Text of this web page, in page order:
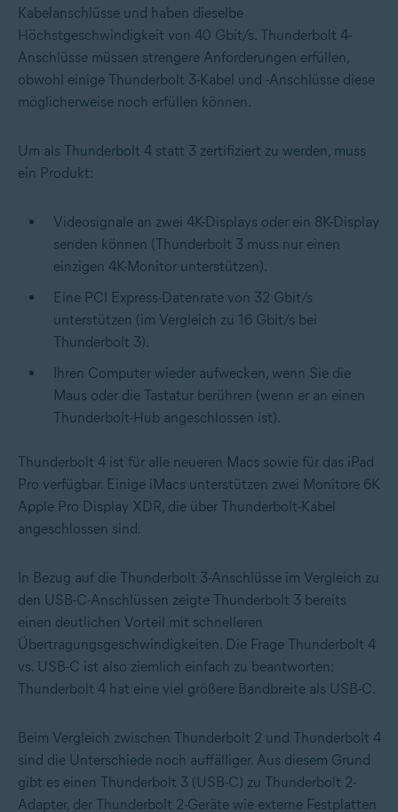
Kabelanschlüsse und haben dieselbe
Höchstgeschwindigkeit von 40 Gbit/s. Thunderbolt 4-
Anschlüsse müssen strengere Anforderungen erfüllen,
obwohl einige Thunderbolt 3-Kabel und -Anschlüsse diese
möglicherweise noch erfüllen können.
Um als Thunderbolt 4 statt 3 zertifiziert zu werden, muss
ein Produkt:
Videosignale an zwei 4K-Displays oder ein 8K-Display
senden können (Thunderbolt 3 muss nur einen
einzigen 4K-Monitor unterstützen).
Eine PCI Express-Datenrate von 32 Gbit/s
unterstützen (im Vergleich zu 16 Gbit/s bei
Thunderbolt 3).
Ihren Computer wieder aufwecken, wenn Sie die
Maus oder die Tastatur berühren (wenn er an einen
Thunderbolt-Hub angeschlossen ist).
Thunderbolt 4 ist für alle neueren Macs sowie für das iPad
Pro verfügbar. Einige iMacs unterstützen zwei Monitore 6K
Apple Pro Display XDR, die über Thunderbolt-Kabel
angeschlossen sind.
In Bezug auf die Thunderbolt 3-Anschlüsse im Vergleich zu
den USB-C-Anschlüssen zeigte Thunderbolt 3 bereits
einen deutlichen Vorteil mit schnelleren
Übertragungsgeschwindigkeiten. Die Frage Thunderbolt 4
vs. USB-C ist also ziemlich einfach zu beantworten:
Thunderbolt 4 hat eine viel größere Bandbreite als USB-C.
Beim Vergleich zwischen Thunderbolt 2 und Thunderbolt 4
sind die Unterschiede noch auffälliger. Aus diesem Grund
gibt es einen Thunderbolt 3 (USB-C) zu Thunderbolt 2-
Adapter, der Thunderbolt 2-Geräte wie externe Festplatten